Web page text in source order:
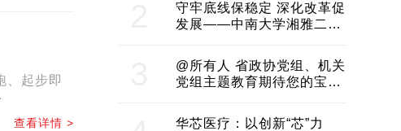
、起步即
查看详情 >
守牢底线保稳定 深化改革促
发展——中南大学湘雅二医
@所有人 省政协党组、机关
党组主题教育期待您的宝贵
华芯医疗：以创新“芯”力